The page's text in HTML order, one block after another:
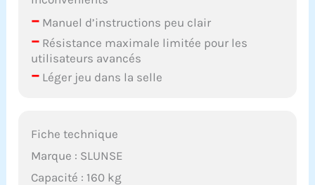
– Manuel d’instructions peu clair
– Résistance maximale limitée pour les
utilisateurs avancés
– Léger jeu dans la selle
Fiche technique
Marque : SLUNSE
Capacité : 160 kg